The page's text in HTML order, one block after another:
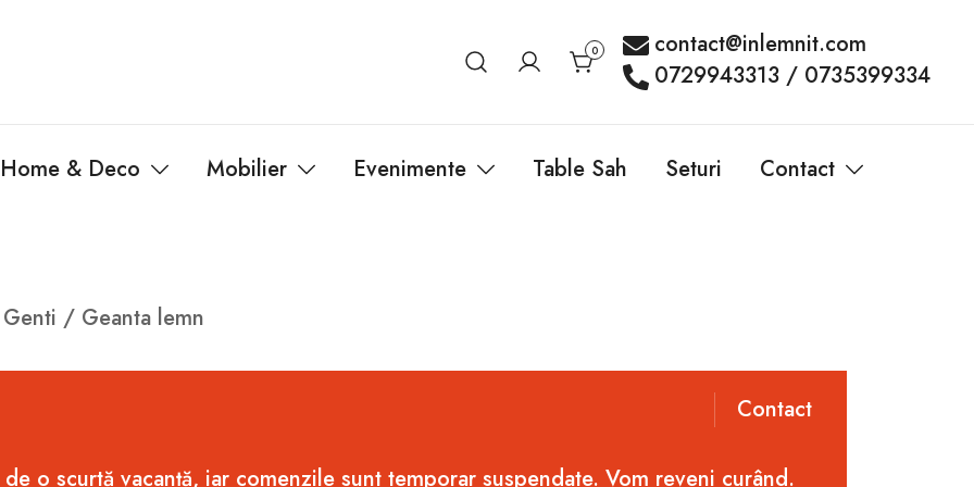
0
contact@inlemnit.com
0729943313 / 0735399334
Home & Deco Mobilier Evenimente Table Sah Seturi Contact
Genti / Geanta lemn
Contact
o scurtă vacanță, iar comenzile sunt temporar suspendate. Vom reveni curând.